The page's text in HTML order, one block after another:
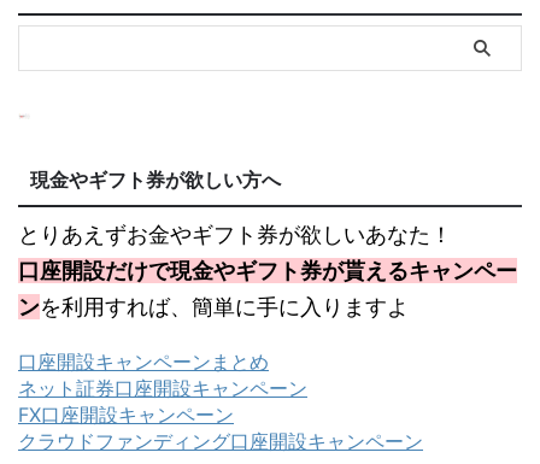
現金やギフト券が欲しい方へ
とりあえずお金やギフト券が欲しいあなた！
口座開設だけで現金やギフト券が貰えるキャンペー
ンを利用すれば、簡単に手に入りますよ
口座開設キャンペーンまとめ
ネット証券口座開設キャンペーン
FX口座開設キャンペーン
クラウドファンディング口座開設キャンペーン